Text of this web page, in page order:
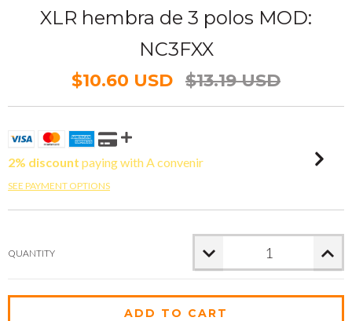
XLR hembra de 3 polos MOD:
NC3FXX
$10.60 USD $13.19 USD
2% discount paying with A convenir
SEE PAYMENT OPTIONS
QUANTITY